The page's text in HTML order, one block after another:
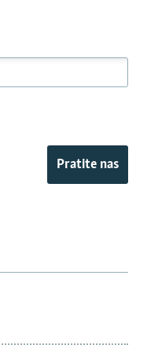
Pratite nas